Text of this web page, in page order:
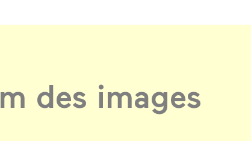
des images